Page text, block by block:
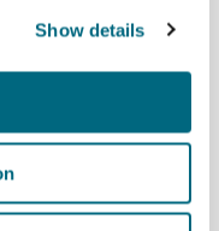
Show details
ca 15. min. før
i GCE NODE, Eyde-